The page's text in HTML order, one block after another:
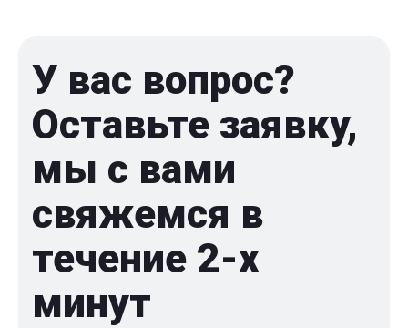
У вас вопрос?
Оставьте заявку,
мы с вами
свяжемся в
течение 2-x
минут